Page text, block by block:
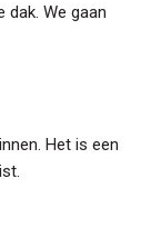
dak. We gaan
Het is een